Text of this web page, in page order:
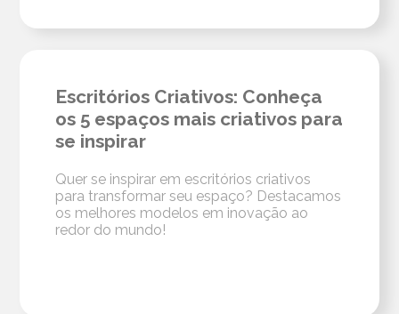
Escritórios Criativos: Conheça
os 5 espaços mais criativos para
se inspirar
Quer se inspirar em escritórios criativos
para transformar seu espaço? Destacamos
os melhores modelos em inovação ao
redor do mundo!